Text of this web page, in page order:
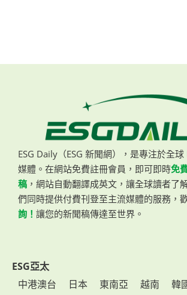
ESG Daily（ESG 新聞網），是專注於全球
媒體。在網站免費註冊會員，即可即時免
稿 ，網站自動翻譯成英文，讓全球讀者了
們同時提供付費刊登至主流媒體的服務，
詢！ 讓您的新聞稿傳達至世界。
ESG亞太
中港澳台
日本 東南亞 越南
韓